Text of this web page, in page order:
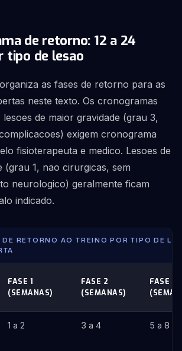
de retorno: 12 a 24
tipo de lesao
as fases de retorno para as
neste texto. Os cronogramas
de maior gravidade (grau 3,
exigem cronograma
fisioterapeuta e medico. Lesoes de
(grau 1, nao cirurgicas, sem
neurologico) geralmente ficam
indicado.
RETORNO AO TREINO POR TIPO DE
FASE 1
(SEMANAS)
FASE 2
(SEMANAS)
FASE 3
1 a 2 3 a 4 5 a 8